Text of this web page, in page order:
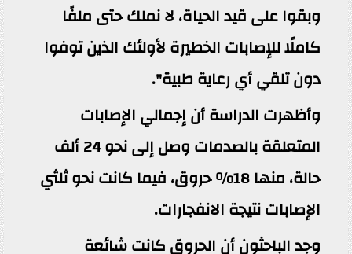
وبقوا على قيد الحياة، لا نملك حتى ملفًا
كاملًا للإصابات الخطيرة لأولئك الذين توفوا
دون تلقي أي رعاية طبية".
وأظهرت الدراسة أن إجمالي الإصابات
المتعلقة بالصدمات وصل إلى نحو 24 ألف
حالة، منها 18% حروق، فيما كانت نحو ثلثي
الإصابات نتيجة الانفجارات.
وجد الباحثون أن الحروق كانت شائعة